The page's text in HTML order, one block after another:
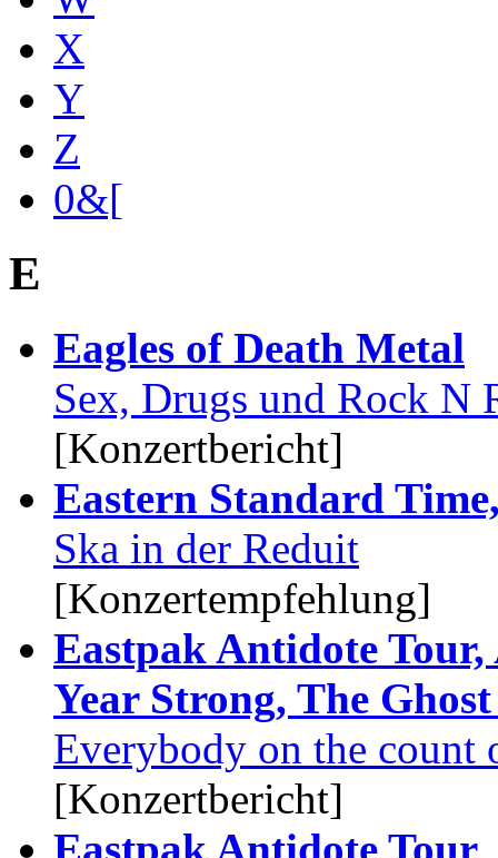
X
Y
Z
0&[
E
Eagles of Death Metal
Sex, Drugs und Rock N
[Konzertbericht]
Eastern Standard
Ska in der Reduit
[Konzertempfehlung]
Eastpak Antidote
Year Strong, The
Everybody on the count
[Konzertbericht]
Eastpak Antidote Tour